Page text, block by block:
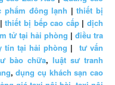
phẩm đông lạnh |thiết bị
|thiết bị bếp cao cấp|dịch
tử tại hải phòng | điều tra
tín tại hải phòng | tư vấn
bào chữa, luật sư tranh
,dụng cụ khách sạn cao